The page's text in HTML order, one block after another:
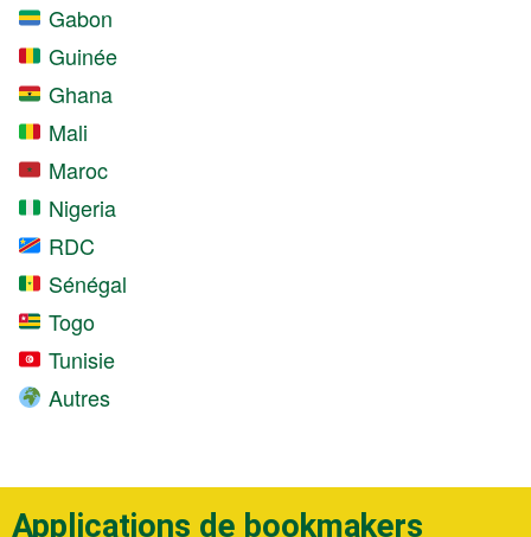
Gabon
Guinée
Ghana
Mali
Maroc
Nigeria
RDC
Sénégal
Togo
Tunisie
Autres
Applications de bookmakers